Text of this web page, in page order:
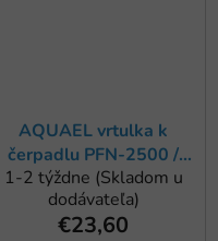
AQUAEL vrtulka k
čerpadlu PFN-2500 /
PFN-3500
1-2 týždne (Skladom u
dodávateľa)
€23,60